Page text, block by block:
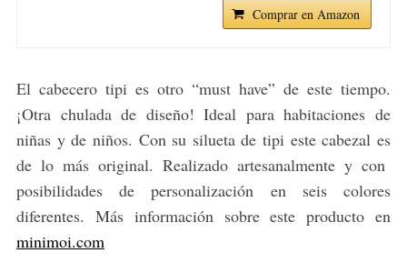
Comprar en Amazon
El cabecero tipi es otro “must have” de este tiempo.
¡Otra chulada de diseño! Ideal para habitaciones de
niñas y de niños. Con su silueta de tipi este cabezal es
de lo más original. Realizado artesanalmente y con
posibilidades de personalización en seis colores
diferentes. Más información sobre este producto en
minimoi.com